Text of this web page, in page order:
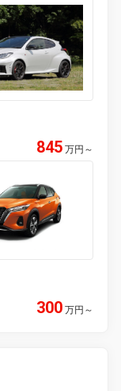
845 万円 ～
300 万円 ～